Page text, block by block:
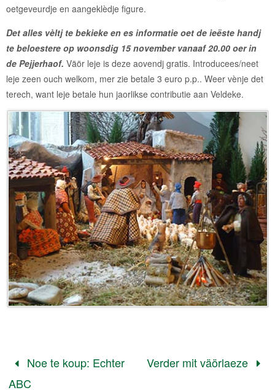
oetgeveurdje en aangeklèdje figure.
Det alles vèltj te bekieke en es informatie oet de ieëste handj
te beloestere op woonsdig 15 november vanaaf 20.00 oer in
de Pejjerhaof. Väör leje is deze aovendj gratis. Introducees/neet
leje zeen ouch welkom, mer zie betale 3 euro p.p.. Weer vènje det
terech, want leje betale hun jaorlikse contributie aan Veldeke.
Noe te koup: Echter
ABC
Verder mit väörlaeze